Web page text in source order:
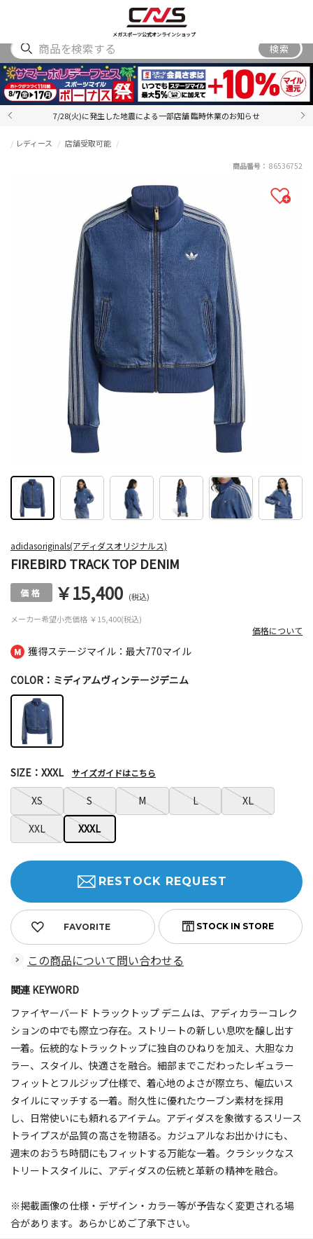
メガスポーツ公式オンラインショップ
ACCESSORY
検索
7/28(火)に発生した地震による一部店舗 臨時休業のお知らせ
獲得ステージマイル：最大770マイル
adidasoriginals(アディダスオリジナルス)
FIREBIRD TRACK TOP DENIM
レディース 店舗受取可能
メーカー希望小売価格 ￥15,400(税込)
￥15,400 (税込)
価格について
商品番号： 86536752
COLOR：ミディアムヴィンテージデニム
XS S M L
XL
XXL
XXXL
SIZE：XXXL サイズガイドはこちら
FAVORITE
RESTOCK REQUEST
この商品について問い合わせる
関連 KEYWORD
ファイヤーバード トラックトップ デニムは、アディカラーコレク
ションの中でも際立つ存在。ストリートの新しい息吹を醸し出す
一着。伝統的なトラックトップに独自のひねりを加え、大胆なカ
ラー、スタイル、快適さを融合。細部までこだわったレギュラー
フィットとフルジップ仕様で、着心地のよさが際立ち、幅広いス
タイルにマッチする一着。耐久性に優れたウーブン素材を採用
し、日常使いにも頼れるアイテム。アディダスを象徴するスリース
トライプスが品質の高さを物語る。カジュアルなお出かけにも、
週末のおうち時間にもフィットする万能な一着。クラシックなス
トリートスタイルに、アディダスの伝統と革新の精神を融合。
※掲載画像の仕様・デザイン・カラー等が予告なく変更される場
合があります。あらかじめご了承下さい。